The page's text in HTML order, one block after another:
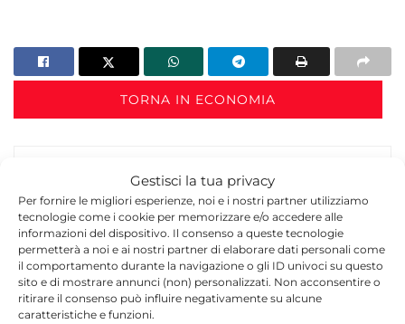
Gestisci la tua privacy
Per fornire le migliori esperienze, noi e i nostri partner utilizziamo
tecnologie come i cookie per memorizzare e/o accedere alle
informazioni del dispositivo. Il consenso a queste tecnologie
permetterà a noi e ai nostri partner di elaborare dati personali come
il comportamento durante la navigazione o gli ID univoci su questo
sito e di mostrare annunci (non) personalizzati. Non acconsentire o
ritirare il consenso può influire negativamente su alcune
caratteristiche e funzioni.
TORNA IN ECONOMIA
Redazione
La redazione di Quotidianodiragusa.it è composta
da giornalisti, collaboratori e professionisti